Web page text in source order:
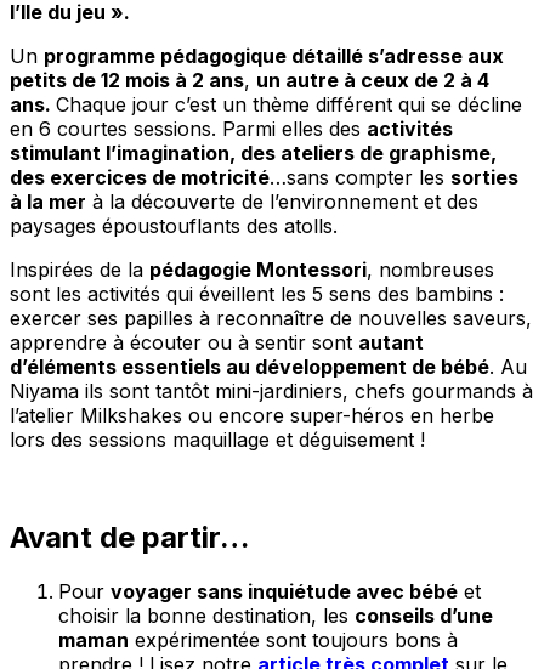
l’Ile du jeu ».
Un programme pédagogique détaillé s’adresse aux
petits de 12 mois à 2 ans, un autre à ceux de 2 à 4
ans. Chaque jour c’est un thème différent qui se décline
en 6 courtes sessions. Parmi elles des activités
stimulant l’imagination, des ateliers de graphisme,
des exercices de motricité…sans compter les sorties
à la mer à la découverte de l’environnement et des
paysages époustouflants des atolls.
Inspirées de la pédagogie Montessori, nombreuses
sont les activités qui éveillent les 5 sens des bambins :
exercer ses papilles à reconnaître de nouvelles saveurs,
apprendre à écouter ou à sentir sont autant
d’éléments essentiels au développement de bébé. Au
Niyama ils sont tantôt mini-jardiniers, chefs gourmands à
l’atelier Milkshakes ou encore super-héros en herbe
lors des sessions maquillage et déguisement !
Avant de partir…
Pour voyager sans inquiétude avec bébé et
choisir la bonne destination, les conseils d’une
maman expérimentée sont toujours bons à
prendre ! Lisez notre article très complet sur le